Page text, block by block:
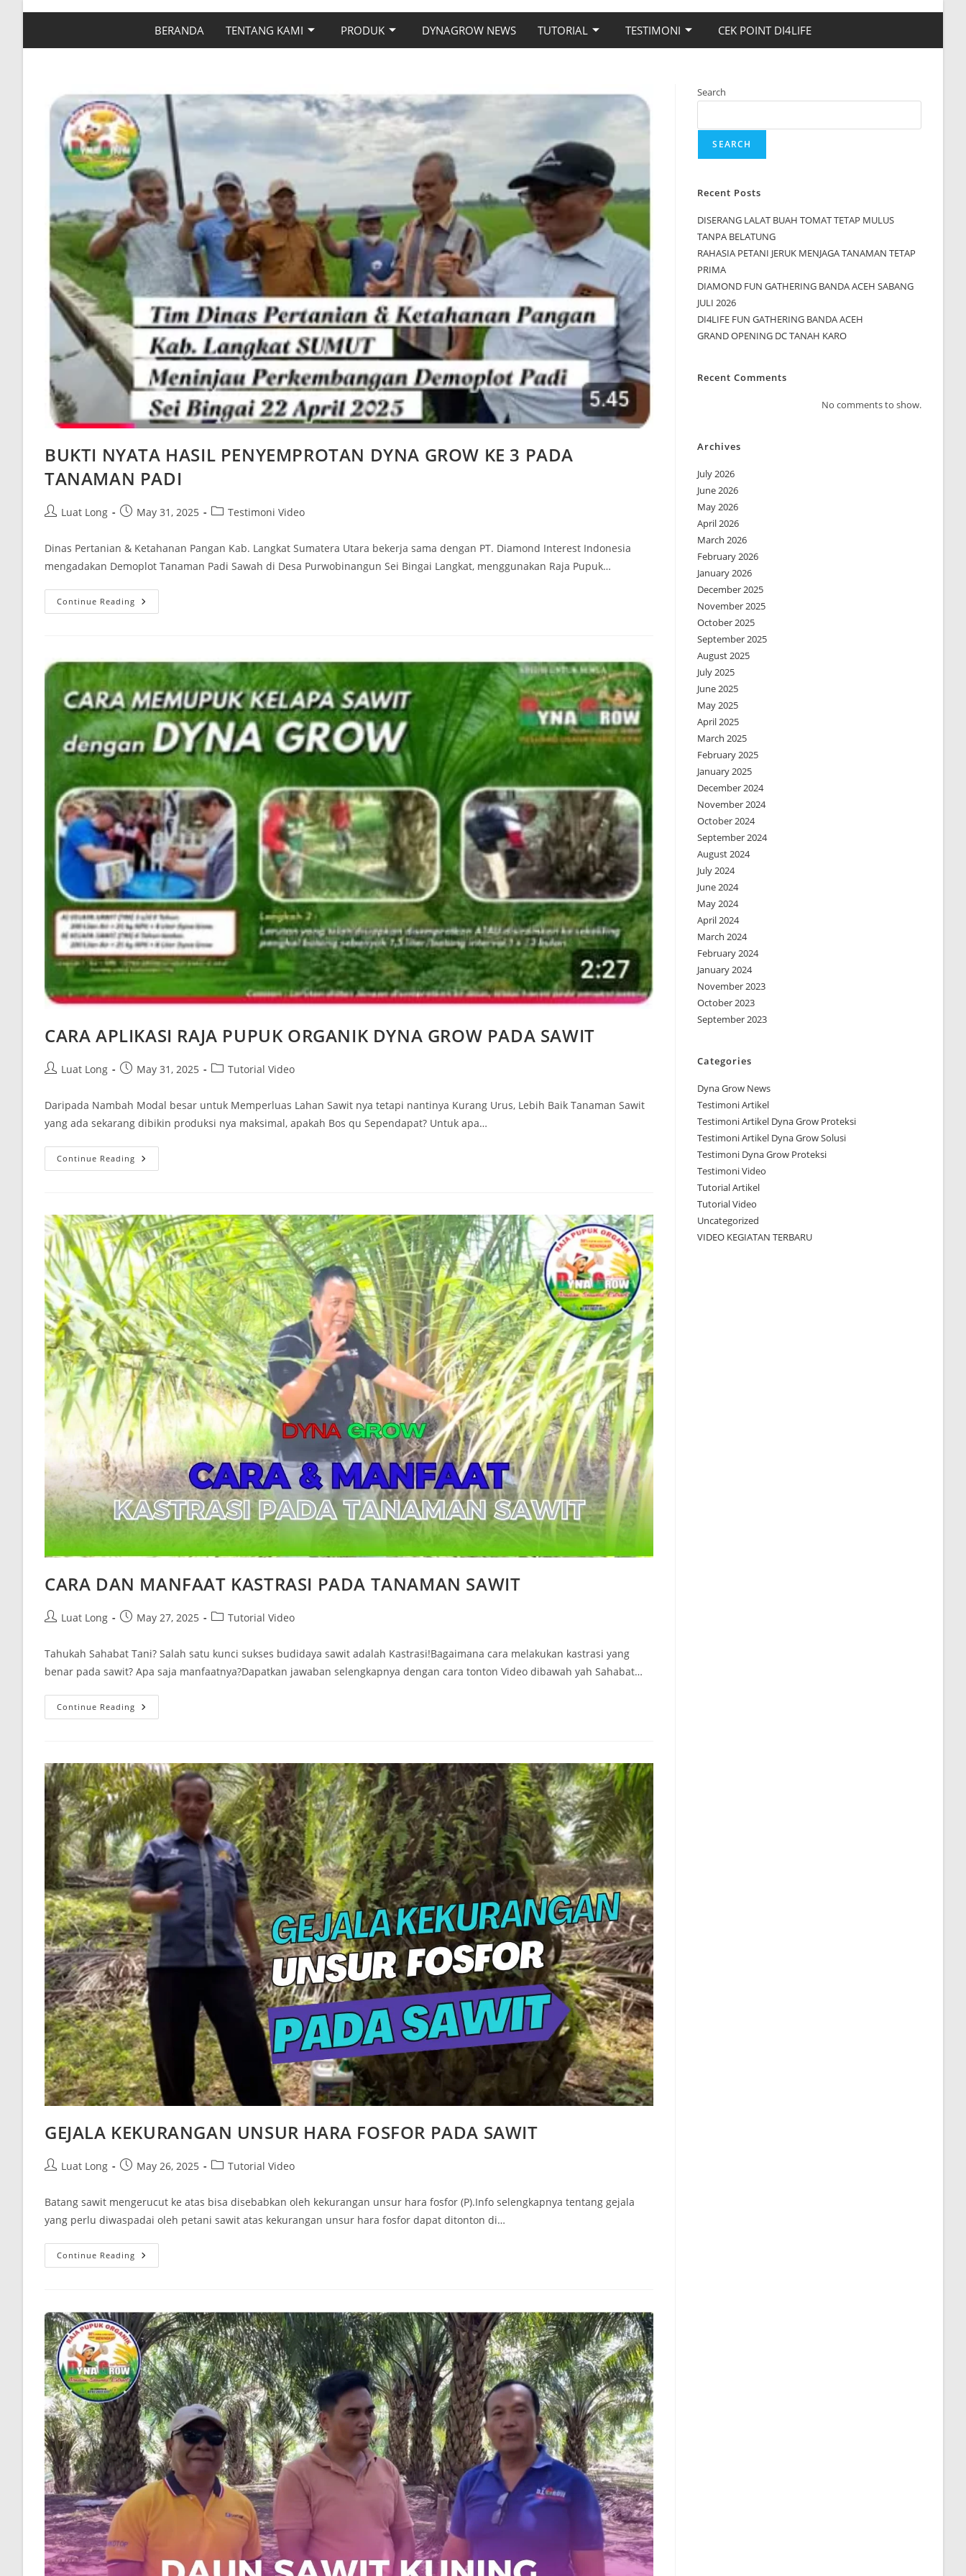
BERANDA TENTANG KAMI PRODUK DYNAGROW NEWS TUTORIAL TESTIMONI CEK POINT DI4LIFE
BUKTI NYATA HASIL PENYEMPROTAN DYNA GROW KE 3 PADA
TANAMAN PADI
Luat Long May 31, 2025 Testimoni Video
Dinas Pertanian & Ketahanan Pangan Kab. Langkat Sumatera Utara bekerja sama dengan PT. Diamond Interest Indonesia
mengadakan Demoplot Tanaman Padi Sawah di Desa Purwobinangun Sei Bingai Langkat, menggunakan Raja Pupuk…
Continue Reading
CARA APLIKASI RAJA PUPUK ORGANIK DYNA GROW PADA SAWIT
Luat Long May 31, 2025 Tutorial Video
Daripada Nambah Modal besar untuk Memperluas Lahan Sawit nya tetapi nantinya Kurang Urus, Lebih Baik Tanaman Sawit
yang ada sekarang dibikin produksi nya maksimal, apakah Bos qu Sependapat? Untuk apa…
Continue Reading
CARA DAN MANFAAT KASTRASI PADA TANAMAN SAWIT
Luat Long May 27, 2025 Tutorial Video
Tahukah Sahabat Tani? Salah satu kunci sukses budidaya sawit adalah Kastrasi!Bagaimana cara melakukan kastrasi yang
benar pada sawit? Apa saja manfaatnya?Dapatkan jawaban selengkapnya dengan cara tonton Video dibawah yah Sahabat…
Continue Reading
GEJALA KEKURANGAN UNSUR HARA FOSFOR PADA SAWIT
Luat Long May 26, 2025 Tutorial Video
Batang sawit mengerucut ke atas bisa disebabkan oleh kekurangan unsur hara fosfor (P).Info selengkapnya tentang gejala
yang perlu diwaspadai oleh petani sawit atas kekurangan unsur hara fosfor dapat ditonton di…
Continue Reading
Search
SEARCH
Recent Posts
DISERANG LALAT BUAH TOMAT TETAP MULUS
TANPA BELATUNG
RAHASIA PETANI JERUK MENJAGA TANAMAN TETAP
PRIMA
DIAMOND FUN GATHERING BANDA ACEH SABANG
JULI 2026
DI4LIFE FUN GATHERING BANDA ACEH
GRAND OPENING DC TANAH KARO
Recent Comments
No comments to show.
Archives
July 2026
June 2026
May 2026
April 2026
March 2026
February 2026
January 2026
December 2025
November 2025
October 2025
September 2025
August 2025
July 2025
June 2025
May 2025
April 2025
March 2025
February 2025
January 2025
December 2024
November 2024
October 2024
September 2024
August 2024
July 2024
June 2024
May 2024
April 2024
March 2024
February 2024
January 2024
November 2023
October 2023
September 2023
Categories
Dyna Grow News
Testimoni Artikel
Testimoni Artikel Dyna Grow Proteksi
Testimoni Artikel Dyna Grow Solusi
Testimoni Dyna Grow Proteksi
Testimoni Video
Tutorial Artikel
Tutorial Video
Uncategorized
VIDEO KEGIATAN TERBARU